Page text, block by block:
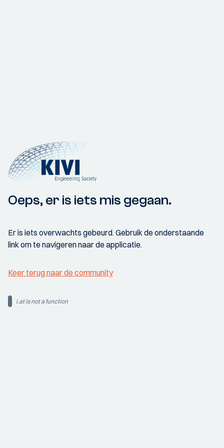
Oeps, er is iets mis gegaan.
Er is iets overwachts gebeurd. Gebruik de onderstaande
link om te navigeren naar de applicatie.
Keer terug naar de community
i.at is not a function